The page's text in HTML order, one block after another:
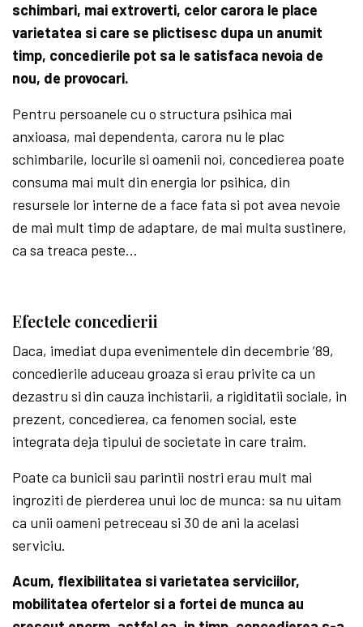
schimbari, mai extroverti, celor carora le place
varietatea si care se plictisesc dupa un anumit
timp, concedierile pot sa le satisfaca nevoia de
nou, de provocari.
Pentru persoanele cu o structura psihica mai
anxioasa, mai dependenta, carora nu le plac
schimbarile, locurile si oamenii noi, concedierea poate
consuma mai mult din energia lor psihica, din
resursele lor interne de a face fata si pot avea nevoie
de mai mult timp de adaptare, de mai multa sustinere,
ca sa treaca peste…
Efectele concedierii
Daca, imediat dupa evenimentele din decembrie ’89,
concedierile aduceau groaza si erau privite ca un
dezastru si din cauza inchistarii, a rigiditatii sociale, in
prezent, concedierea, ca fenomen social, este
integrata deja tipului de societate in care traim.
Poate ca bunicii sau parintii nostri erau mult mai
ingroziti de pierderea unui loc de munca: sa nu uitam
ca unii oameni petreceau si 30 de ani la acelasi
serviciu.
Acum, flexibilitatea si varietatea serviciilor,
mobilitatea ofertelor si a fortei de munca au